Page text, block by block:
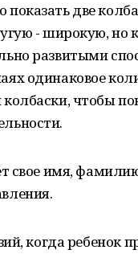
две
- широкую, но
развитыми
одинаковое
чтобы
свое имя,
когда ребенок